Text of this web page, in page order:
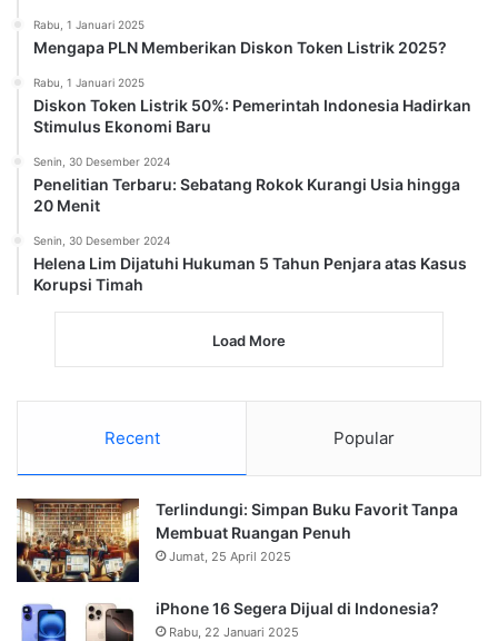
Rabu, 1 Januari 2025
Mengapa PLN Memberikan Diskon Token Listrik 2025?
Rabu, 1 Januari 2025
Diskon Token Listrik 50%: Pemerintah Indonesia Hadirkan
Stimulus Ekonomi Baru
Senin, 30 Desember 2024
Penelitian Terbaru: Sebatang Rokok Kurangi Usia hingga
20 Menit
Senin, 30 Desember 2024
Helena Lim Dijatuhi Hukuman 5 Tahun Penjara atas Kasus
Korupsi Timah
Load More
Recent Popular
Terlindungi: Simpan Buku Favorit Tanpa
Membuat Ruangan Penuh
Jumat, 25 April 2025
iPhone 16 Segera Dijual di Indonesia?
Rabu, 22 Januari 2025